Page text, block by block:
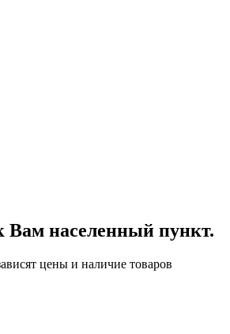
Вам населенный пункт.
цены и наличие товаров